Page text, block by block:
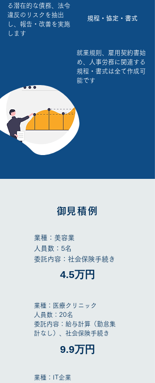
る潜在的な債務、法令
違反のリスクを抽出
し、報告・改善を実施
します
​規程・協定・書式
就業規則、雇用契約書始
め、人事労務に関連する
規程・書式は全て作成可
能です
​御見積例
業種：美容業
人員数：5名
​委託内容：社会保険手続き
4.5万円
業種：医療クリニック
人員数：20名
​委託内容：給与計算（勤怠集
計なし）、社会保険手続き
9.9万円
業種：IT企業